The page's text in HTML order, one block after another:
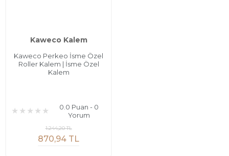
Kaweco Kalem
Kaweco Perkeo İsme Özel
Roller Kalem | İsme Özel
Kalem
0.0 Puan - 0
Yorum
870,94 TL
1.244,20 TL